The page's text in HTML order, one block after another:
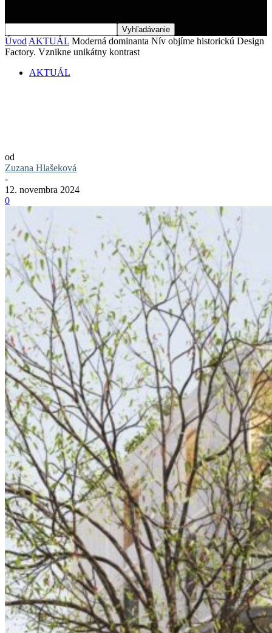
Úvod AKTUÁL Moderná dominanta Nív objíme historickú Design
Factory. Vznikne unikátny kontrast
AKTUÁL
od
Zuzana Hlašeková
-
12. novembra 2024
0